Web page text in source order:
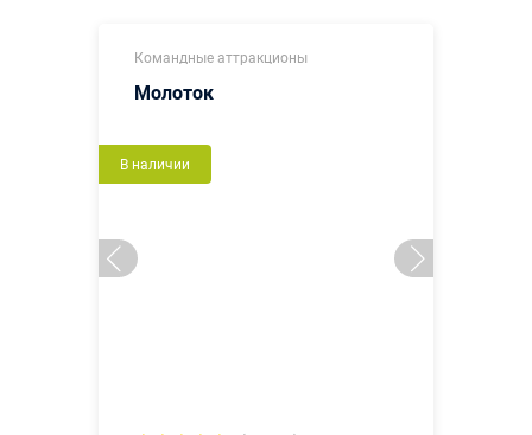
Командные аттракционы
Молоток
В наличии